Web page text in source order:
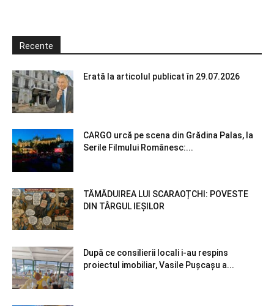
Recente
Erată la articolul publicat în 29.07.2026
CARGO urcă pe scena din Grădina Palas, la
Serile Filmului Românesc:...
TĂMĂDUIREA LUI SCARAOȚCHI: POVESTE
DIN TÂRGUL IEȘILOR
După ce consilierii locali i-au respins
proiectul imobiliar, Vasile Pușcașu a...